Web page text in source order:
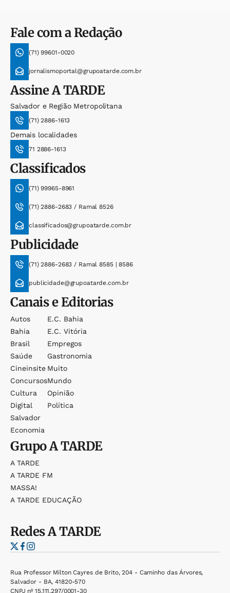
Fale com a Redação
(71) 99601-0020
jornalismoportal@grupoatarde.com.br
AssineA TARDE
Salvador e Região Metropolitana
(71) 2886-1613
Demais localidades
71 2886-1613
Classificados
(71) 99965-8961
(71) 2886-2683 / Ramal 8526
classificados@grupoatarde.com.br
Publicidade
(71) 2886-2683 / Ramal 8585 | 8586
publicidade@grupoatarde.com.br
Canais e Editorias
Autos
Bahia
Brasil
Saúde
Cineinsite
Concursos
Cultura
Digital
Salvador
Economia
E.c. Bahia
E.c. Vitória
Empregos
Gastronomia
Muito
Mundo
Opinião
Política
GrupoA TARDE
A TARDE
A TARDE FM
MASSA!
A TARDE EDUCAÇÃO
RedesA TARDE
Rua Professor Milton Cayres de Brito, 204 - Caminho das Árvores,
Salvador - BA, 41820-570
CNPJ nº 15.111.297/0001-30